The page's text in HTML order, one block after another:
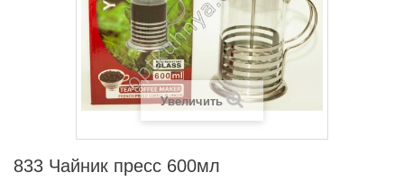
Увеличить
833 Чайник пресс 600мл